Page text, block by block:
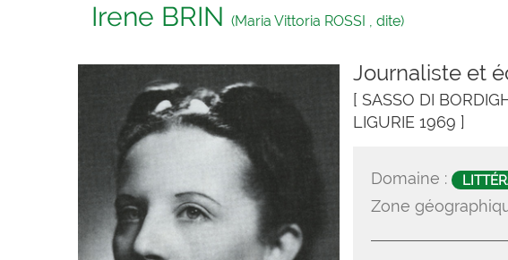
Irene BRIN (Maria Vittoria ROSSI , dite)
Journaliste et
[ SASSO DI
LIGURIE 1969 ]
Domaine :
Zone